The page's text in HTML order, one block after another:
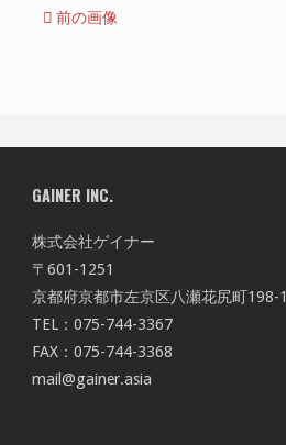
前の画像
GAINER INC.
株式会社ゲイナー
〒601-1251
京都府京都市左京区八瀬花尻町198-1
TEL：075-744-3367
FAX：075-744-3368
mail@gainer.asia